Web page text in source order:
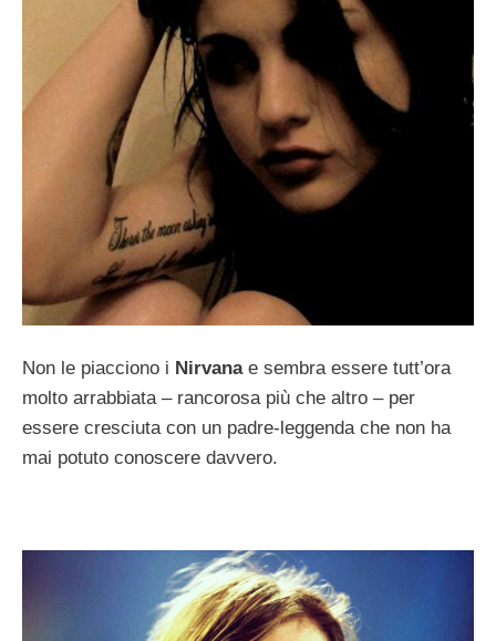
Non le piacciono i Nirvanae sembra essere tutt’ora
molto arrabbiata – rancorosa più che altro – per
essere cresciuta con un padre-leggenda che non ha
mai potuto conoscere davvero.